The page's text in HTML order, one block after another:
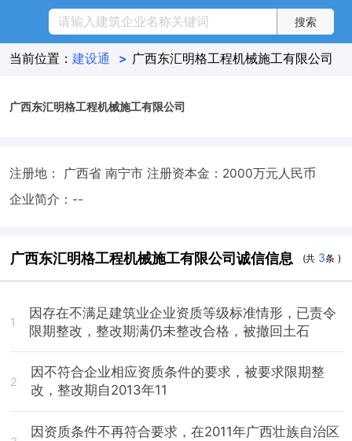
当前位置： 建设通 > 广西东汇明格工程机械施工有限公司
广西东汇明格工程机械施工有限公司
注册地： 广西省 南宁市 注册资本金：2000万元人民币
企业简介：--
广西东汇明格工程机械施工有限公司诚信信息 (共 3条 )
1
因存在不满足建筑业企业资质等级标准情形，已责令
限期整改，整改期满仍未整改合格，被撤回土石
2
因不符合企业相应资质条件的要求，被要求限期整
改，整改期自2013年11
因资质条件不再符合要求，在2011年广西壮族自治区